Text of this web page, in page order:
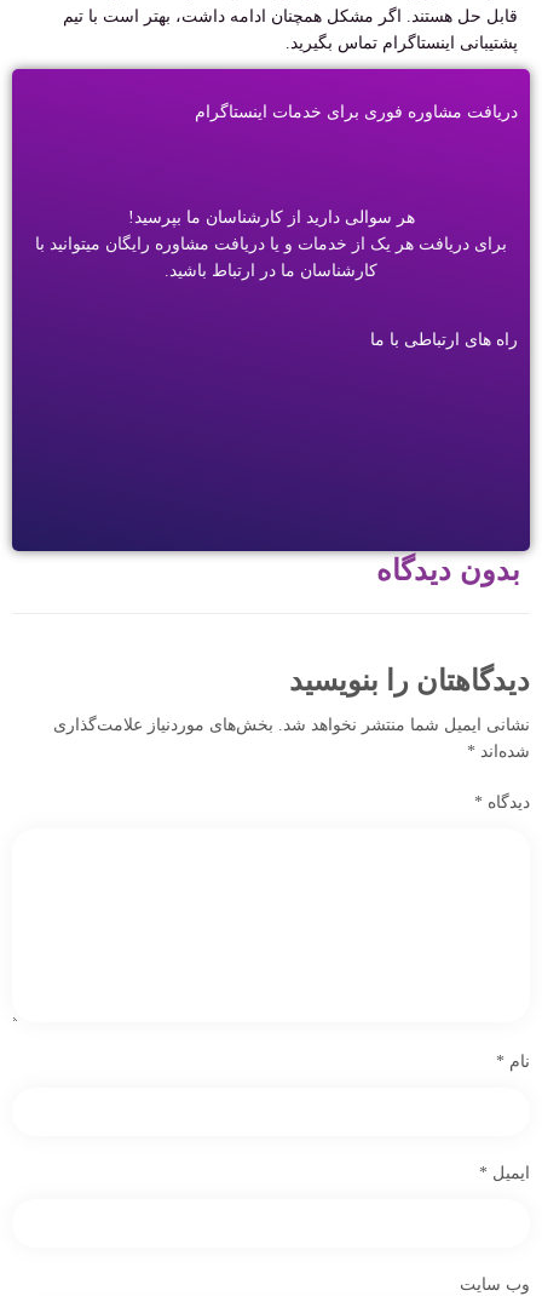
قابل حل هستند. اگر مشکل همچنان ادامه داشت، بهتر است با تیم
پشتیبانی اینستاگرام تماس بگیرید.
دریافت مشاوره فوری برای خدمات اینستاگرام
هر سوالی دارید از کارشناسان ما بپرسید!
برای دریافت هر یک از خدمات و یا دریافت مشاوره رایگان میتوانید با
کارشناسان ما در ارتباط باشید.
راه های ارتباطی با ما
بدون دیدگاه
دیدگاهتان را بنویسید
نشانی ایمیل شما منتشر نخواهد شد.
بخش‌های موردنیاز علامت‌گذاری
شده‌اند *
دیدگاه *
نام *
ایمیل *
وب‌ سایت